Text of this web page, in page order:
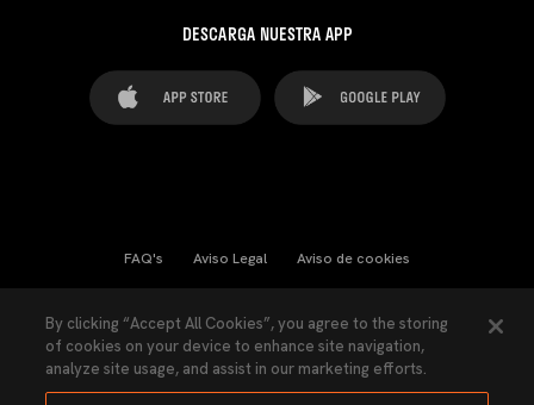
DESCARGA NUESTRA APP
FAQ's Aviso Legal Aviso de cookies
Ley Transparencia Política de Privacidad
Accesibilidad
By clicking “Accept All Cookies”, you agree to the storing
of cookies on your device to enhance site navigation,
analyze site usage, and assist in our marketing efforts.